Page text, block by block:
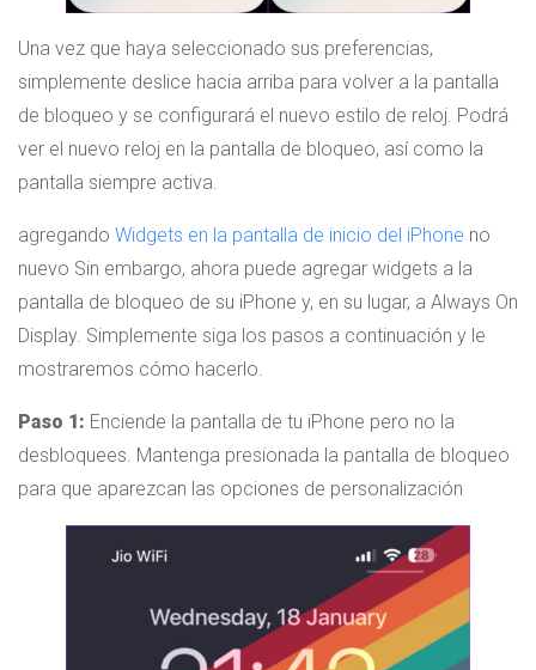
Una vez que haya seleccionado sus preferencias,
simplemente deslice hacia arriba para volver a la pantalla
de bloqueo y se configurará el nuevo estilo de reloj. Podrá
ver el nuevo reloj en la pantalla de bloqueo, así como la
pantalla siempre activa.
agregando Widgets en la pantalla de inicio del iPhone no
nuevo Sin embargo, ahora puede agregar widgets a la
pantalla de bloqueo de su iPhone y, en su lugar, a Always On
Display. Simplemente siga los pasos a continuación y le
mostraremos cómo hacerlo.
Paso 1: Enciende la pantalla de tu iPhone pero no la
desbloquees. Mantenga presionada la pantalla de bloqueo
para que aparezcan las opciones de personalización